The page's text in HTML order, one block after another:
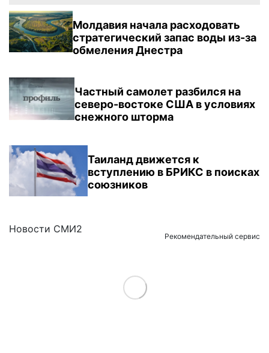
Молдавия начала расходовать
стратегический запас воды из-за
обмеления Днестра
Частный самолет разбился на
северо-востоке США в условиях
снежного шторма
Таиланд движется к
вступлению в БРИКС в поисках
союзников
Новости СМИ2
Рекомендательный сервис
Load More